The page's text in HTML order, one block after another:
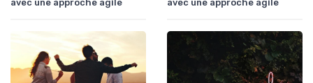
avec une approche agile
avec une approche agile